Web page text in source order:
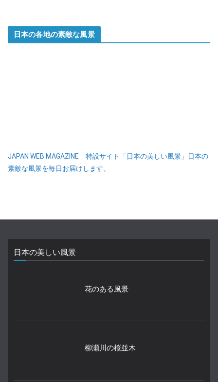
日本の各地の素敵な風景
JAPAN WEB MAGAZINE 特設サイト「日本の美しい風景」日本の
素敵な風景を毎日お届けします。
日本の美しい風景
花のある風景
柳瀬川の桜並木